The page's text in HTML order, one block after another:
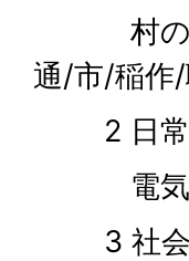
村の発
通/市/稲作/
2 日常
電気・
3 社会